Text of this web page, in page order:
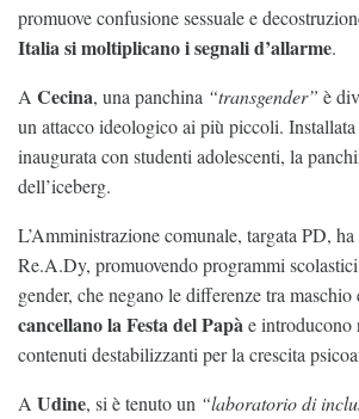
promuove confusione sessuale e
Italia si moltiplicano i segnali d’allarme.
A Cecina, una panchina “transgender” è
un attacco ideologico ai più piccoli.
inaugurata con studenti adolescenti, la
dell’iceberg.
L’Amministrazione comunale, targata PD,
Re.A.Dy, promuovendo programmi
gender, che negano le differenze tra maschio
cancellano la Festa del Papàe introducono
contenuti destabilizzanti per la crescita
A Udine, si è tenuto un “laboratorio di